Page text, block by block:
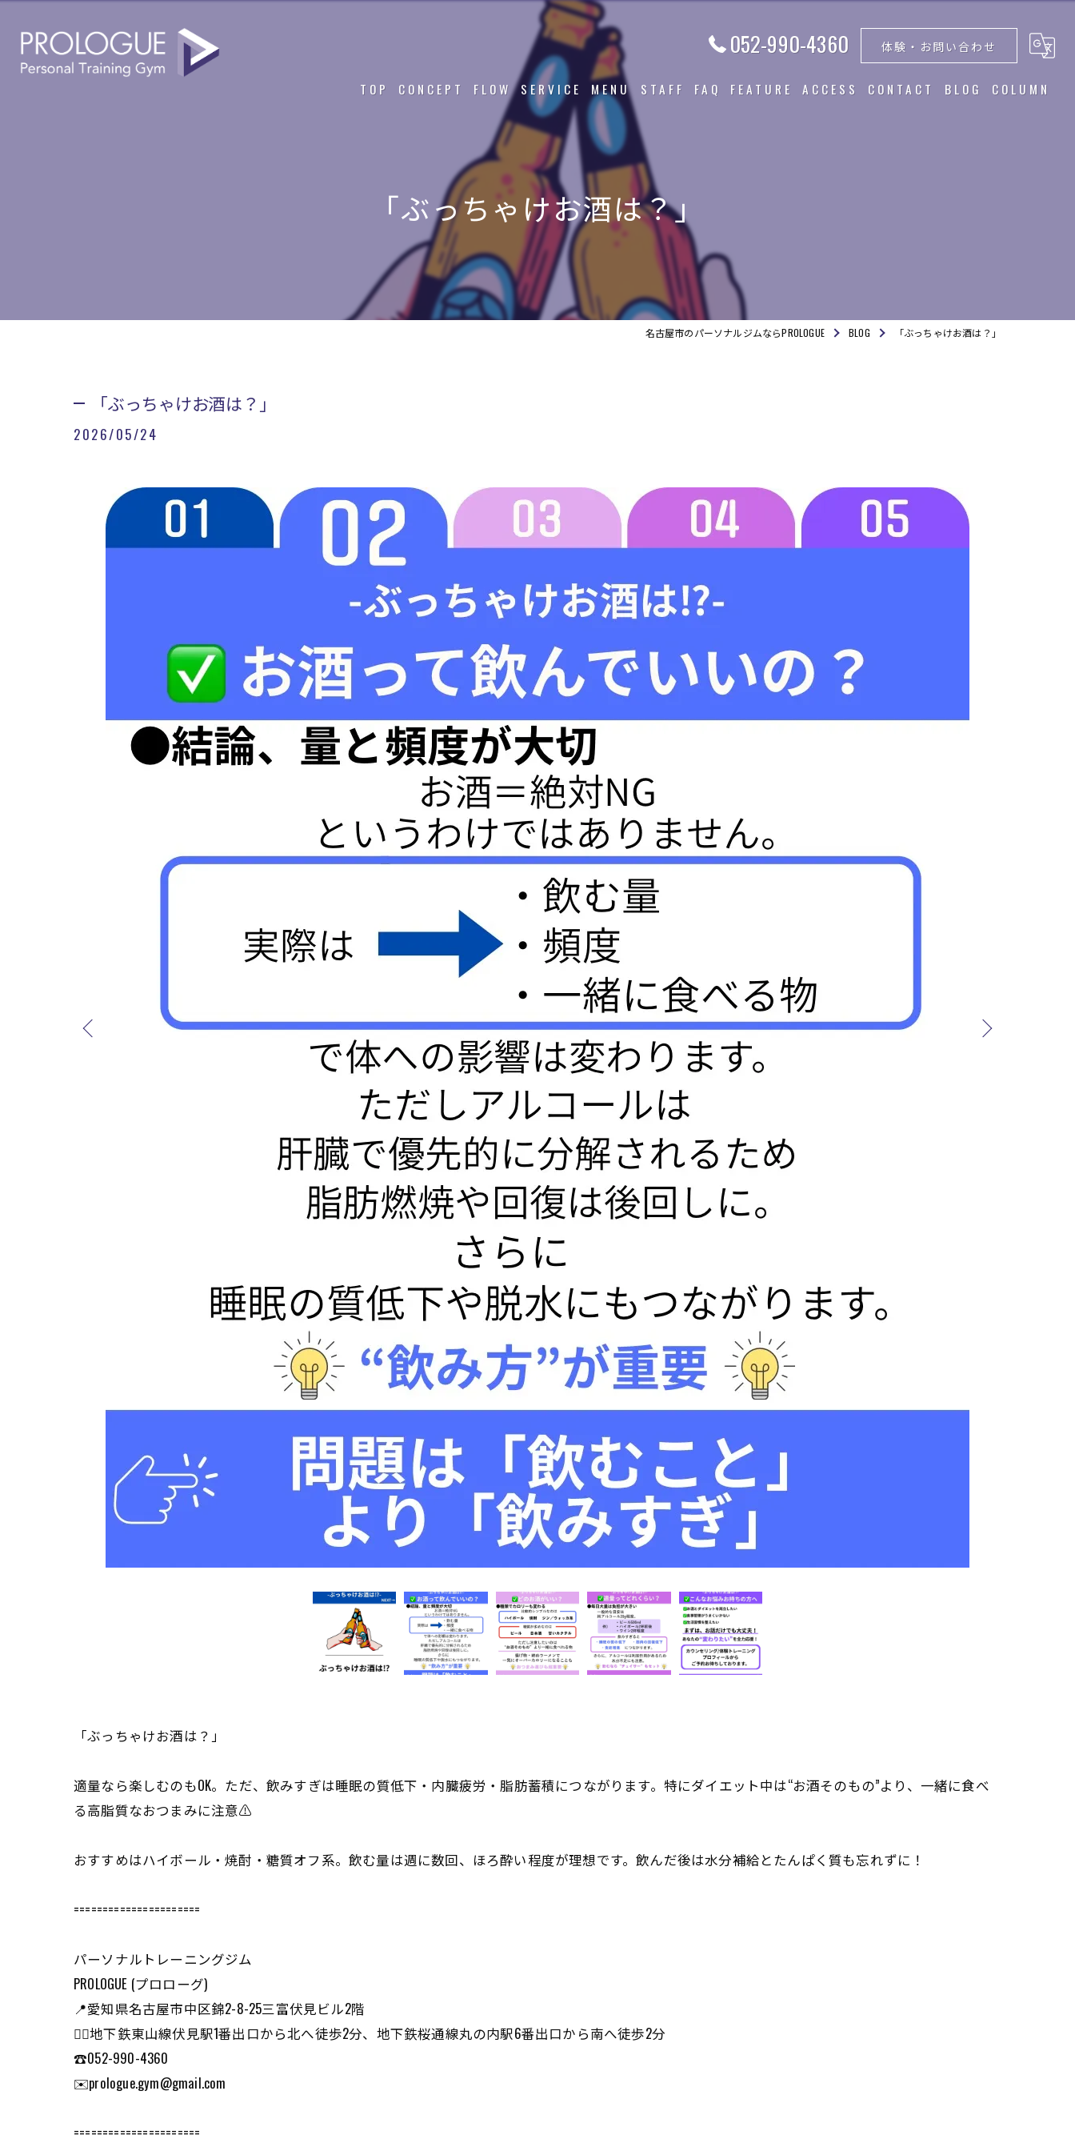
052-990-4360 体験・お問い合わせ
TOP CONCEPT FLOW SERVICE MENU STAFF FAQ FEATURE
美容
ACCESS CONTACT BLOG COLUMN
「ぶっちゃけお酒は？」
名古屋市のパーソナルジムならPROLOGUE BLOG 「ぶっちゃけお酒は？」
「ぶっちゃけお酒は？」
2026/05/24
「ぶっちゃけお酒は？」
適量なら楽しむのもOK。ただ、飲みすぎは睡眠の質低下・内臓疲労・脂肪蓄積につながります。特にダイエット中は“お酒そのもの”より、一緒に食べ
る高脂質なおつまみに注意⚠️
おすすめはハイボール・焼酎・糖質オフ系。飲む量は週に数回、ほろ酔い程度が理想です。飲んだ後は水分補給とたんぱく質も忘れずに！
======================
パーソナルトレーニングジム
PROLOGUE (プロローグ)
📍愛知県名古屋市中区錦2-8-25三富伏見ビル2階
🏃‍♂️地下鉄東山線伏見駅1番出口から北へ徒歩2分、地下鉄桜通線丸の内駅6番出口から南へ徒歩2分
☎️052-990-4360
✉️prologue.gym@gmail.com
======================